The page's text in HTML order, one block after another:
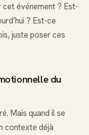
cet événement ? Est-
? Est-ce
juste poser ces
du
Mais quand il se
contexte déjà